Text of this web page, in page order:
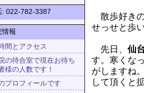
: 022-782-3387
情報
間とアクセス
の待合室で現在お待ち
様の人数です！
プロフィールです
散歩好き
せっせと歩
先日、 仙
す。寒くな
がしますね
して頂くと